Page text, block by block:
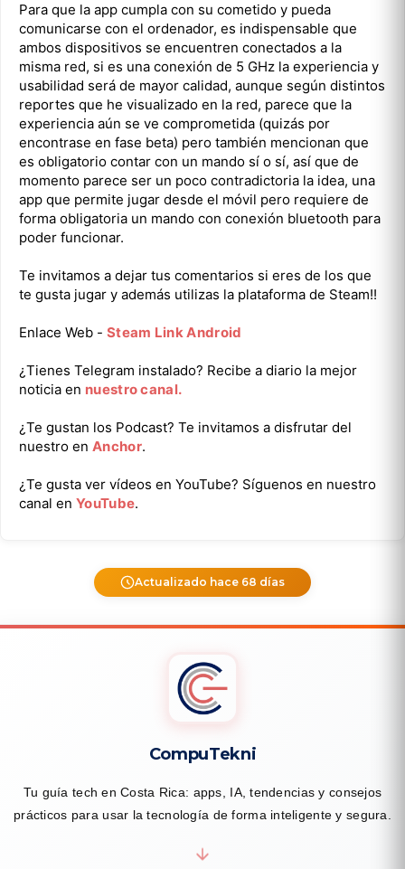
Para que la app cumpla con su cometido y pueda
comunicarse con el ordenador, es indispensable que
ambos dispositivos se encuentren conectados a la
misma red, si es una conexión de 5 GHz la experiencia y
usabilidad será de mayor calidad, aunque según distintos
reportes que he visualizado en la red, parece que la
experiencia aún se ve comprometida (quizás por
encontrase en fase beta) pero también mencionan que
es obligatorio contar con un mando sí o sí, así que de
momento parece ser un poco contradictoria la idea, una
app que permite jugar desde el móvil pero requiere de
forma obligatoria un mando con conexión bluetooth para
poder funcionar.
Te invitamos a dejar tus comentarios si eres de los que
te gusta jugar y además utilizas la plataforma de Steam!!
Enlace Web - Steam Link Android
¿Tienes Telegram instalado? Recibe a diario la mejor
noticia en nuestro canal.
¿Te gustan los Podcast? Te invitamos a disfrutar del
nuestro en Anchor.
¿Te gusta ver vídeos en YouTube? Síguenos en nuestro
canal en YouTube.
Actualizado hace 68 días
CompuTekni
Tu guía tech en Costa Rica: apps, IA, tendencias y consejos
prácticos para usar la tecnología de forma inteligente y segura.